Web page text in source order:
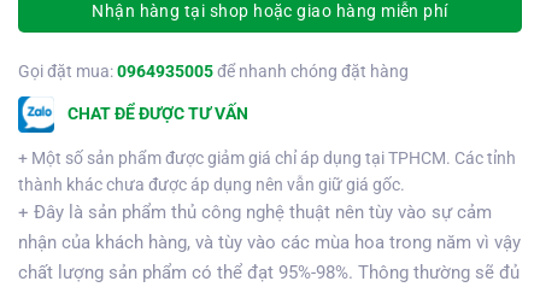
Nhận hàng tại shop hoặc giao hàng miễn phí
Gọi đặt mua:0964935005để nhanh chóng đặt hàng
CHAT ĐỂ ĐƯỢC TƯ VẤN
+ Một số sản phẩm được giảm giá chỉ áp dụng tại TPHCM. Các tỉnh
thành khác chưa được áp dụng nên vẫn giữ giá gốc.
+ Đây là sản phẩm thủ công nghệ thuật nên tùy vào sự cảm
nhận của khách hàng, và tùy vào các mùa hoa trong năm vì vậy
chất lượng sản phẩm có thể đạt 95%-98%. Thông thường sẽ đủ